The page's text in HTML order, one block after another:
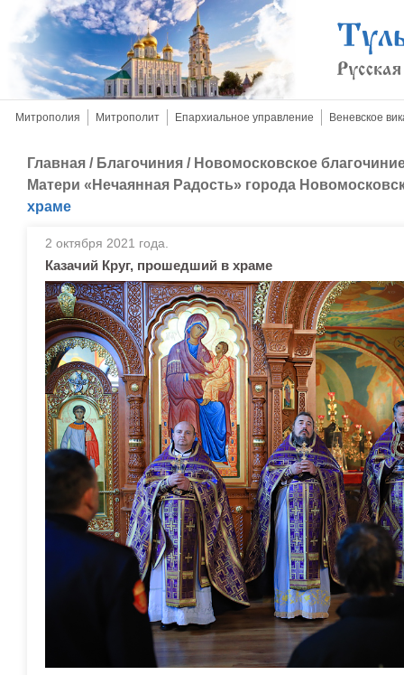
Митрополия Митрополит Епархиальное управление Веневское
Главная / Благочиния / Новомосковское
Матери «Нечаянная Радость» города
храме
2 октября 2021 года.
Казачий Круг, прошедший в храме